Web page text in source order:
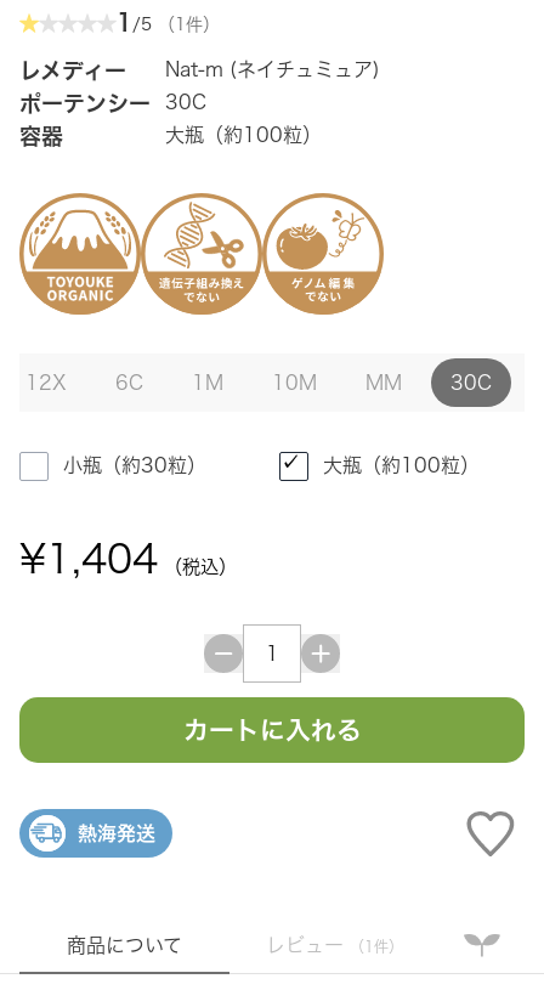
1 /5 （1件）
レメディー Nat-m (ネイチュミュア)
ポーテンシー 30C
容器 大瓶（約100粒）
12X 6C 1M 10M MM 30C
小瓶（約30粒） 大瓶（約100粒）
¥1,404 （税込）
カートに入れる
熱海発送
商品について レビュー （1件）